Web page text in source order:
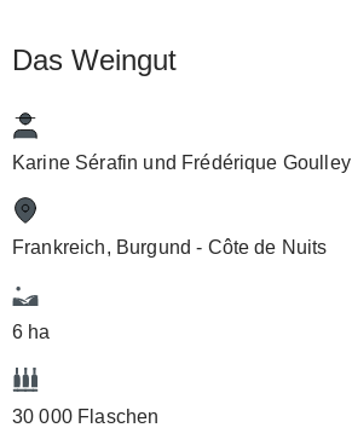
Das Weingut
Karine Sérafin und Frédérique Goulley
Frankreich, Burgund - Côte de Nuits
6 ha
30 000 Flaschen